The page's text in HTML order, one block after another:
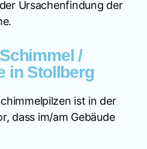
Ursachenfindung der
/
in Stollberg
ist in der
dass im/am Gebäude